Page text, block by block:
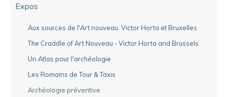
Expos
Aux sources de l'Art nouveau. Victor Horta et Bruxelles
The Craddle of Art Nouveau - Victor Horta and Brussels
Un Atlas pour l'archéologie
Les Romains de Tour & Taxis
Archéologie préventive